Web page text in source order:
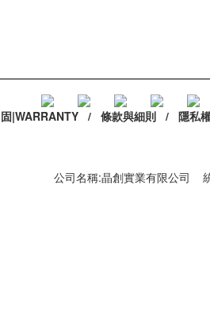
固|WARRANTY / 條款與細則 / 隱私
公司名稱:晶創實業有限公司